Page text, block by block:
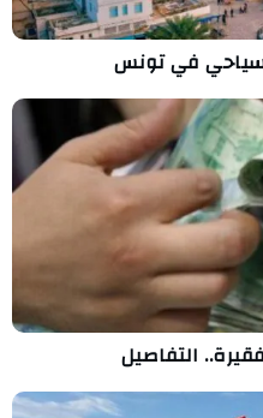
في تونس
التفاصيل